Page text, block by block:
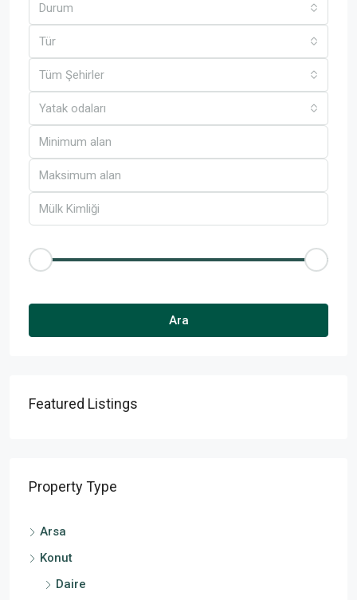
Durum
Tür
Tüm Şehirler
Yatak odaları
Ara
Featured Listings
Property Type
Arsa
Konut
Daire